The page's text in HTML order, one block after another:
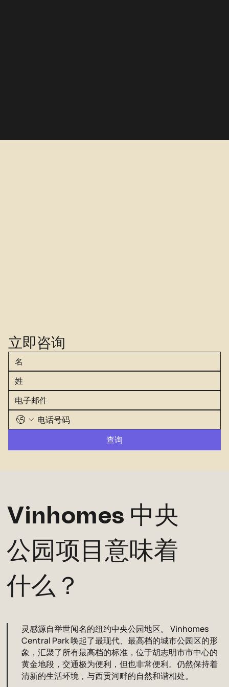
Vinhomes 中央
公园项目意味着
什么？
灵感源自举世闻名的纽约中央公园地区。 Vinhomes
Central Park 唤起了最现代、最高档的城市公园区的形
象，汇聚了所有最高档的标准，位于胡志明市市中心的
黄金地段，交通极为便利，但也非常便利。仍然保持着
清新的生活环境，与西贡河畔的自然和谐相处。
立即咨询
查询